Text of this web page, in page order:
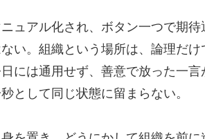
ュアル化され、ボタン一つで期
い。組織という場所は、論理だ
には通用せず、善意で放った一
として同じ状態に留まらない。